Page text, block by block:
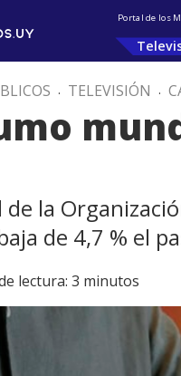
Portal de los
. TELEVISIÓN .
la
de 4,7 % el
lectura: 3 minutos